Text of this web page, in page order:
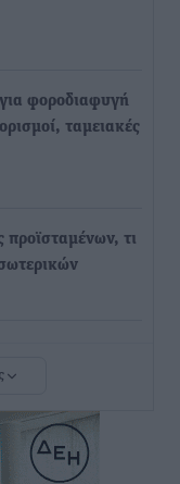
φοροδιαφυγή
ταμειακές
προϊσταμένων, τι
στο κάστρο